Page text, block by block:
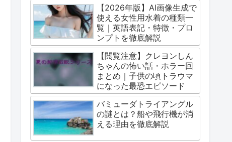
【2026年版】AI画像生成で
使える女性用水着の種類一
覧｜英語表記・特徴・プロ
ンプトを徹底解説
【閲覧注意】クレヨンしん
ちゃんの怖い話・ホラー回
まとめ｜子供の頃トラウマ
になった最恐エピソード
バミューダトライアングル
の謎とは？船や飛行機が消
える理由を徹底解説